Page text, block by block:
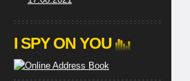
I SPY ON YOU